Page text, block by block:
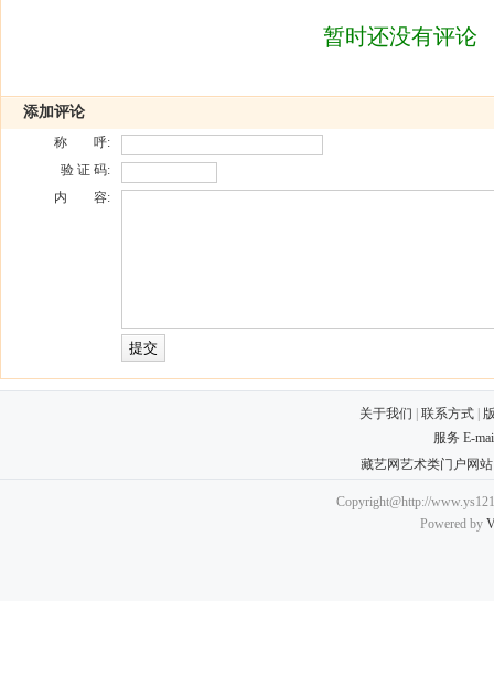
暂时还没有评论
添加评论
称 呼:
验 证 码:
内 容:
关于我们 联系方式
服务 E-
藏艺网艺术类门户网
Copyright@http://
Powered by